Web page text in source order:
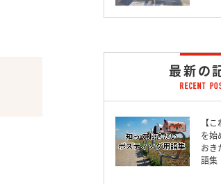
最新の
【
を始
おき
語集